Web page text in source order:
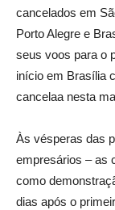
cancelados em
Porto Alegre e
seus voos para o
início em Brasília
cancelaa nesta
Às vésperas das
empresários – as
como
dias após o